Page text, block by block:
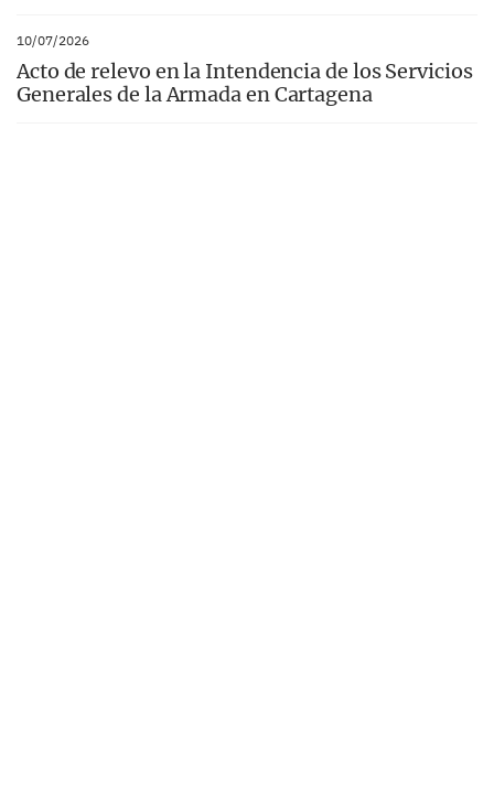
10/07/2026
Acto de relevo en la Intendencia de los Servicios
Generales de la Armada en Cartagena